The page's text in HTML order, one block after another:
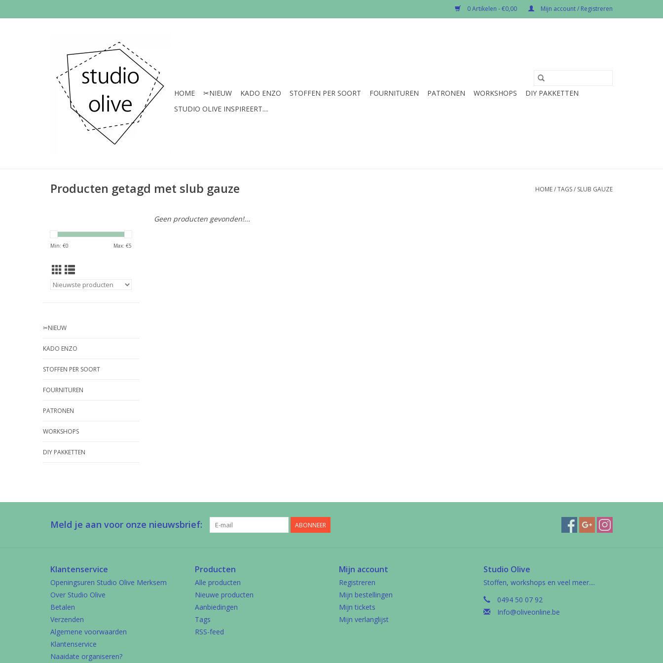
0 Artikelen - €0,00 Mijn account / Registreren
HOME ✂︎NIEUW KADO ENZO STOFFEN PER SOORT FOURNITUREN PATRONEN WORKSHOPS
DIY PAKKETTEN
STUDIO OLIVE INSPIREERT....
Producten getagd met slub gauze HOME/TAGS/ SLUB GAUZE
Min: €0 Max: €5
✂︎NIEUW
KADO ENZO
STOFFEN PER SOORT
FOURNITUREN
PATRONEN
WORKSHOPS
DIY PAKKETTEN
Geen producten gevonden!...
Meld je aan voor onze nieuwsbrief: ABONNEER
Klantenservice
Openingsuren Studio Olive Merksem
Over Studio Olive
Betalen
Verzenden
Algemene voorwaarden
Klantenservice
Naaidate organiseren?
Producten
Alle producten
Nieuwe producten
Aanbiedingen
Tags
RSS-feed
Mijn account
Registreren
Mijn bestellingen
Mijn tickets
Mijn verlanglijst
Studio Olive
Stoffen, workshops en veel meer....
0494 50 07 92
Info@oliveonline.be